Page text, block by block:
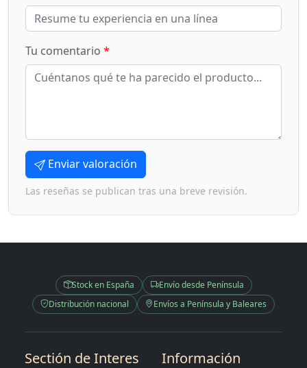
Tu comentario *
Enviar valoración
Las reseñas se publican tras una breve revisión.
Stock en España
Envío desde Península
Distribución nacional
Envíos a Península y Baleares
Sectión de Interes Información